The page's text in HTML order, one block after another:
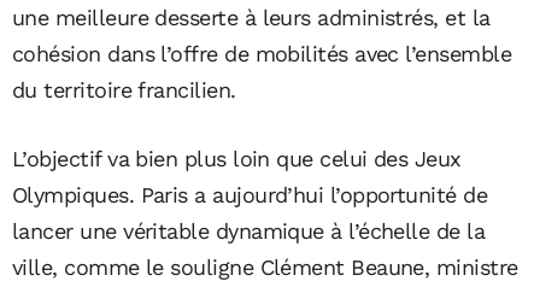
une meilleure desserte à leurs administrés, et la
cohésion dans l’offre de mobilités avec l’ensemble
du territoire francilien.
L’objectif va bien plus loin que celui des Jeux
Olympiques. Paris a aujourd’hui l’opportunité de
lancer une véritable dynamique à l’échelle de la
ville, comme le souligne Clément Beaune, ministre